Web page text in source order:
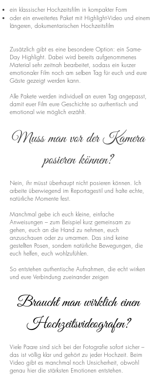
ein klassischer Hochzeitsfilm in kompakter Form
oder ein erweitertes Paket mit Highlight-Video und einem
längeren, dokumentarischen Hochzeitsfilm
Zusätzlich gibt es eine besondere Option: ein Same-
Day Highlight. Dabei wird bereits aufgenommenes
Material sehr zeitnah bearbeitet, sodass ein kurzer
emotionaler Film noch am selben Tag für euch und eure
Gäste gezeigt werden kann.
Alle Pakete werden individuell an euren Tag angepasst,
damit euer Film eure Geschichte so authentisch und
emotional wie möglich erzählt.
Muss man vor der Kamera
posieren können?
Nein, ihr müsst überhaupt nicht posieren können. Ich
arbeite überwiegend im Reportagestil und halte echte,
natürliche Momente fest.
Manchmal gebe ich euch kleine, einfache
Anweisungen – zum Beispiel kurz gemeinsam zu
gehen, euch an die Hand zu nehmen, euch
anzuschauen oder zu umarmen. Das sind keine
gestellten Posen, sondern natürliche Bewegungen, die
euch helfen, euch wohlzufühlen.
So entstehen authentische Aufnahmen, die echt wirken
und eure Verbindung zueinander zeigen
Braucht man wirklich einen
Hochzeitsvideografen?
Viele Paare sind sich bei der Fotografie sofort sicher –
das ist völlig klar und gehört zu jeder Hochzeit. Beim
Video gibt es manchmal noch Unsicherheit, obwohl
genau hier die stärksten Emotionen entstehen.